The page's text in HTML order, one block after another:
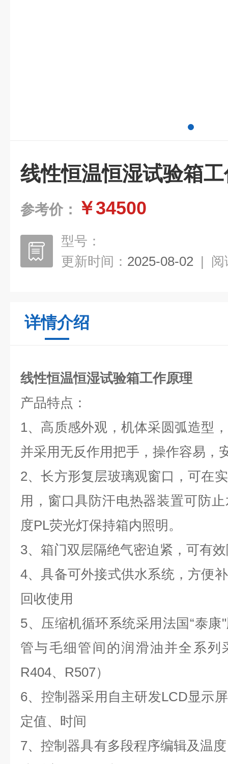
线性恒温恒湿试验箱
参考价： ￥34500
型号：
更新时间： 2025-08-02 | 阅
详情介绍
线性恒温恒湿试验箱工作原理
产品特点：
1、 高质感外观，机体采圆弧造型
并采用无反作用把手，操作容易，
2、长方形复层玻璃观窗口，可在
用，窗口具防汗电热器装置可防
度PL荧光灯保持箱内照明。
3、 箱门双层隔绝气密迫紧，可有
4、具备可外接式供水系统，方便
回收使用
5、 压缩机循环系统采用法国“泰
管与毛细管间的润滑油并全系列
R404、R507）
6、 控制器采用自主研发LCD显示
定值、时间
7、控制器具有多段程序编辑及温